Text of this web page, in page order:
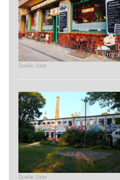
Quelle: User
Quelle: User